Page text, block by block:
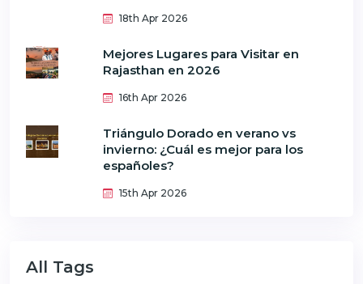
18th Apr 2026
Mejores Lugares para Visitar en
Rajasthan en 2026
16th Apr 2026
Triángulo Dorado en verano vs
invierno: ¿Cuál es mejor para los
españoles?
15th Apr 2026
All Tags